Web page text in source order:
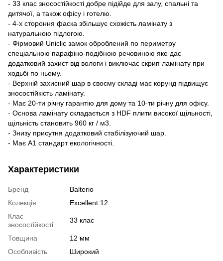
- 33 клас зносостійкості добре підійде для залу, спальні та
дитячої, а також офісу і готелю.
- 4-х стороння фаска збільшує схожість ламінату з
натуральною підлогою.
- Фірмовий Uniclic замок оброблений по периметру
спеціальною парафіно-подібною речовиною яке дає
додатковий захист від вологи і виключає скрип ламінату при
ходьбі по ньому.
- Верхній захисний шар в своєму складі має корунд підвищує
зносостійкість ламінату.
- Має 20-ти річну гарантію для дому та 10-ти річну для офісу.
- Основа ламінату складається з HDF плити високої щільності,
щільність становить 960 кг / м3.
- Знизу присутня додатковий стабілізуючий шар.
- Має А1 стандарт екологічності.
Характеристики
Бренд
Balterio
Колекція
Excellent 12
Клас
зносостійкості
33 клас
Товщина
12 мм
Особливість
Широкий